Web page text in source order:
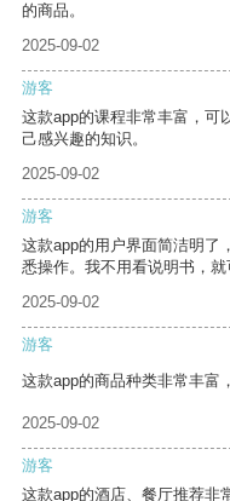
的商品。
2025-09-02
游客
这款app的课程非常丰富，可
己感兴趣的知识。
2025-09-02
游客
这款app的用户界面简洁明了
悉操作。我不用看说明书，就
2025-09-02
游客
这款app的商品种类非常丰富
2025-09-02
游客
这款app的酒店、餐厅推荐非